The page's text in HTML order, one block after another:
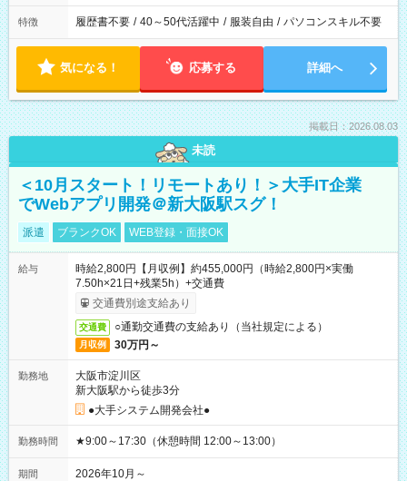
特徴 履歴書不要 / 40～50代活躍中 / 服装自由 / パソコンスキル不要
気になる！ 応募する 詳細へ
掲載日：2026.08.03
未読
＜10月スタート！リモートあり！＞大手IT企業
でWebアプリ開発＠新大阪駅スグ！
派遣 ブランクOK WEB登録・面接OK
給与
時給2,800円【月収例】約455,000円（時給2,800円×実働
7.50h×21日+残業5h）+交通費
交通費別途支給あり
交通費 ○通勤交通費の支給あり（当社規定による）
月収例 30万円～
勤務地
大阪市淀川区
新大阪駅から徒歩3分
●大手システム開発会社●
勤務時間 ★9:00～17:30（休憩時間 12:00～13:00）
期間 2026年10月～